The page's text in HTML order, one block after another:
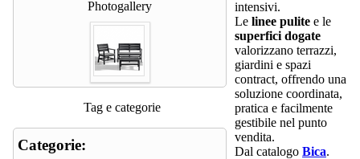
Photogallery
Tag e categorie
Categorie:
intensivi.
Le linee pulite e le
superfici dogate
valorizzano terrazzi,
giardini e spazi
contract, offrendo una
soluzione coordinata,
pratica e facilmente
gestibile nel punto
vendita.
Dal catalogo Bica.